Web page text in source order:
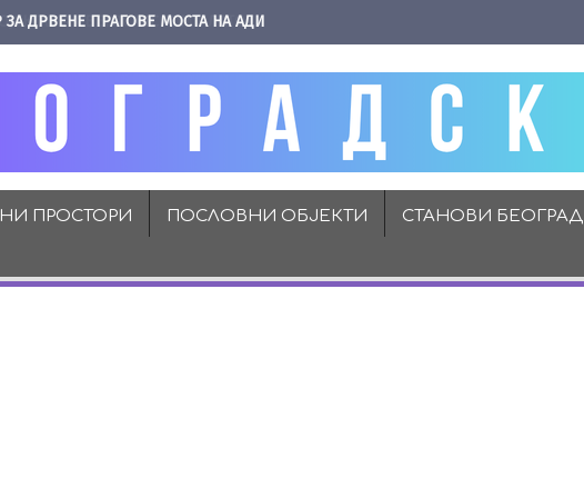
ЗА ДРВЕНЕ ПРАГОВЕ МОСТА НА АДИ
ПРОСТОРИ ПОСЛОВНИ ОБЈЕКТИ СТАНОВИ БЕОГРАД